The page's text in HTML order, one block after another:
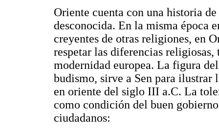
Oriente cuenta con una historia
desconocida. En la misma época
creyentes de otras religiones, en
respetar las diferencias
modernidad europea. La figura
budismo, sirve a Sen para
en oriente del siglo III a.C. La
como condición del buen
ciudadanos: